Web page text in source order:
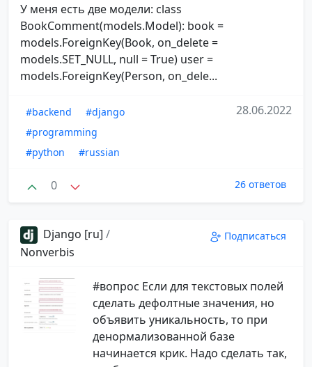
У меня есть две модели: class
BookComment(models.Model): book =
models.ForeignKey(Book, on_delete =
models.SET_NULL, null = True) user =
models.ForeignKey(Person, on_dele...
#backend
#django
#programming
#python
#russian
28.06.2022
0 26 ответов
Django [ru] /
Nonverbis
Подписаться
#вопрос Если для текстовых полей
сделать дефолтные значения, но
объявить уникальность, то при
денормализованной базе
начинается крик. Надо сделать так,